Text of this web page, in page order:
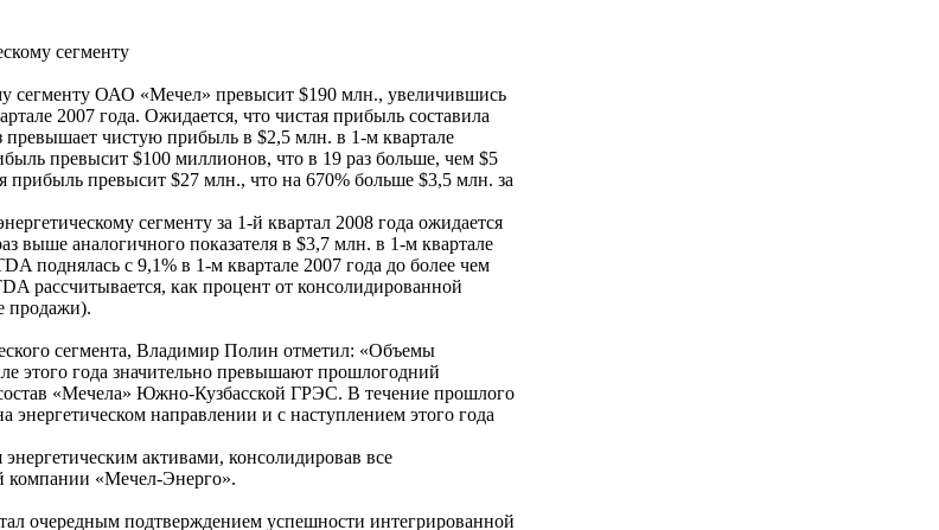
сегменту
сегменту ОАО «Мечел» превысит $190 млн., увеличившись
2007 года. Ожидается, что чистая прибыль составила
превышает чистую прибыль в $2,5 млн. в 1-м квартале
превысит $100 миллионов, что в 19 раз больше, чем $5
превысит $27 млн., что на 670% больше $3,5 млн. за
сегменту за 1-й квартал 2008 года ожидается
выше аналогичного показателя в $3,7 млн. в 1-м квартале
поднялась с 9,1% в 1-м квартале 2007 года до более чем
рассчитывается, как процент от консолидированной
продажи).
сегмента, Владимир Полин отметил: «Объемы
этого года значительно превышают прошлогодний
состав «Мечела» Южно-Кузбасской ГРЭС. В течение прошлого
направлении и с наступлением этого года
активами, консолидировав все
компании «Мечел-Энерго».
очередным подтверждением успешности интегрированной